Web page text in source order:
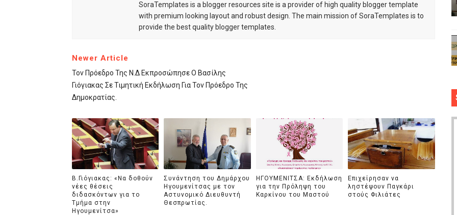
SoraTemplates is a blogger resources site is a provider of high quality blogger template
with premium looking layout and robust design. The main mission of SoraTemplates is to
provide the best quality blogger templates.
Newer Article
Τον Πρόεδρο Της Ν.Δ Εκπροσώπησε Ο Βασίλης
Γιόγιακας Σε Τιμητική Εκδήλωση Για Τον Πρόεδρο Της
Δημοκρατίας.
Β.Γιόγιακας: «Να δοθούν
νέες θέσεις
διδασκόντων για το
Τμήμα στην
Ηγουμενίτσα»
Συνάντηση του Δημάρχου
Ηγουμενίτσας με τον
Αστυνομικό Διευθυντή
Θεσπρωτίας.
ΗΓΟΥΜΕΝΙΤΣΑ: Εκδήλωση
για την Πρόληψη του
Καρκίνου του Μαστού
Επιχείρησαν να
ληστέψουν Παγκάρι
στούς Φιλιάτες